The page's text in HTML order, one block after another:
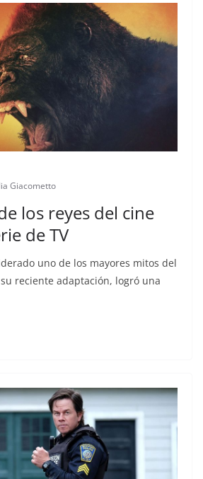
Giacometto
los reyes del cine
de TV
uno de los mayores mitos del
reciente adaptación, logró una